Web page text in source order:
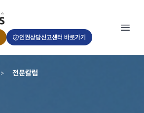
인권상담신고센터 바로가기
> 전문칼럼